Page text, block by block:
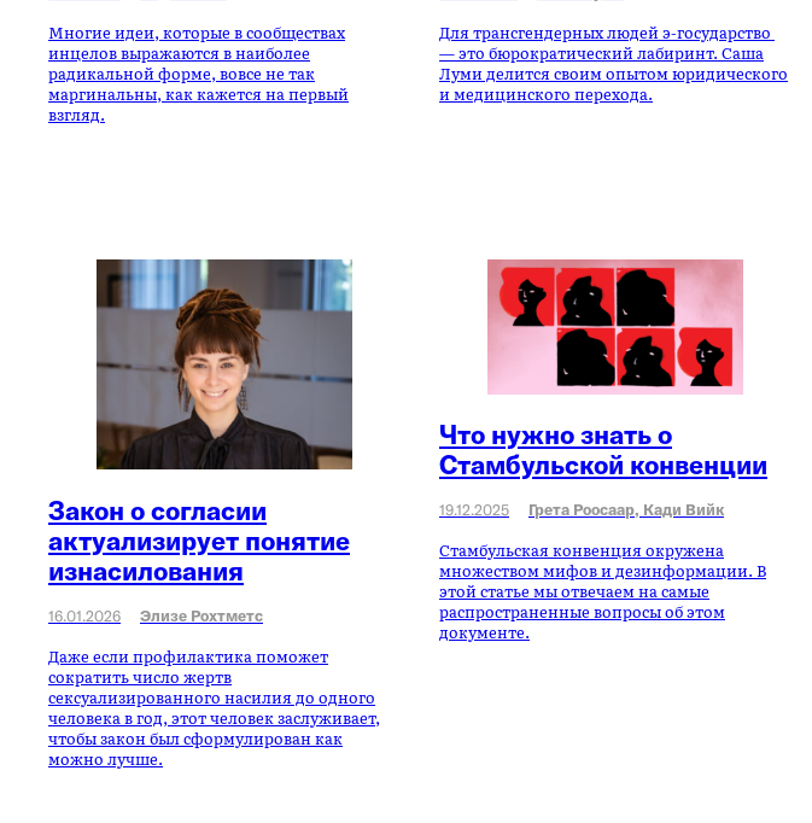
Многие идеи, которые в сообществах
инцелов выражаются в наиболее
радикальной форме, вовсе не так
маргинальны, как кажется на первый
взгляд.
Для трансгендерных людей э-государство
— это бюрократический лабиринт. Саша
Луми делится своим опытом юридического
и медицинского перехода.
Закон о согласии
актуализирует понятие
изнасилования
16.01.2026 Элизе Рохтметс
Даже если профилактика поможет
сократить число жертв
сексуализированного насилия до одного
человека в год, этот человек заслуживает,
чтобы закон был сформулирован как
можно лучше.
Что нужно знать о
Стамбульской конвенции
19.12.2025 Грета Роосаар, Кади Вийк
Стамбульская конвенция окружена
множеством мифов и дезинформации. В
этой статье мы отвечаем на самые
распространенные вопросы об этом
документе.